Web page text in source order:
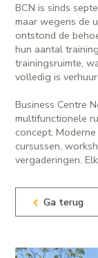
BCN is sinds
maar wegens de
ontstond de
hun aantal
trainingsruimte,
volledig is
Business Centre
multifunctionele
concept.
cursussen,
vergaderingen.
Ga terug